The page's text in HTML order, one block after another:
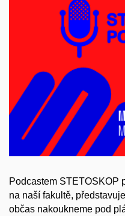
Podcastem STETOSKOP
na naší fakultě,
občas nakoukneme pod